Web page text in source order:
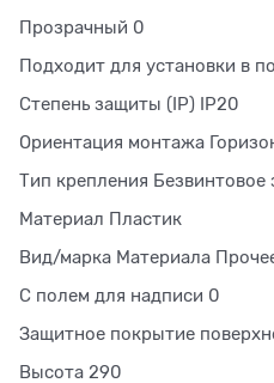
Прозрачный 0
Подходит для установки в
Степень защиты (IP) IP20
Ориентация монтажа
Тип крепления
Материал Пластик
Вид/марка Материала
С полем для надписи 0
Защитное покрытие
Высота 290